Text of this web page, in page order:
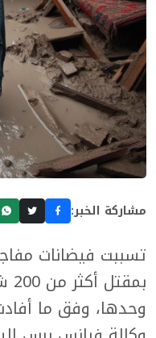
مشاركة الخبر:
تسببت فيضانات
وحدها، وفق ما